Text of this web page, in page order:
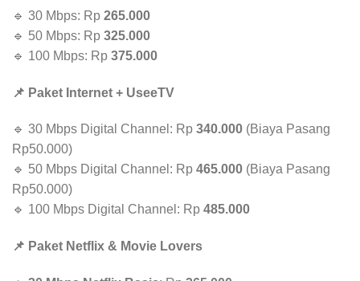
🔹 30 Mbps: Rp 265.000
🔹 50 Mbps: Rp 325.000
🔹 100 Mbps: Rp 375.000
📌 Paket Internet + UseeTV
🔹 30 Mbps Digital Channel: Rp 340.000 (Biaya Pasang
Rp50.000)
🔹 50 Mbps Digital Channel: Rp 465.000 (Biaya Pasang
Rp50.000)
🔹 100 Mbps Digital Channel: Rp 485.000
📌 Paket Netflix & Movie Lovers